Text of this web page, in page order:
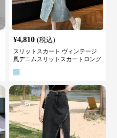
¥4,810 (税込)
スリットスカート ヴィンテージ
風デニムスリットスカートロング